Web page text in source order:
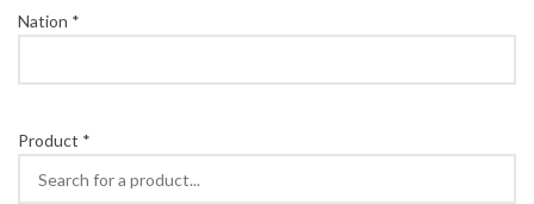
Nation *
Product *